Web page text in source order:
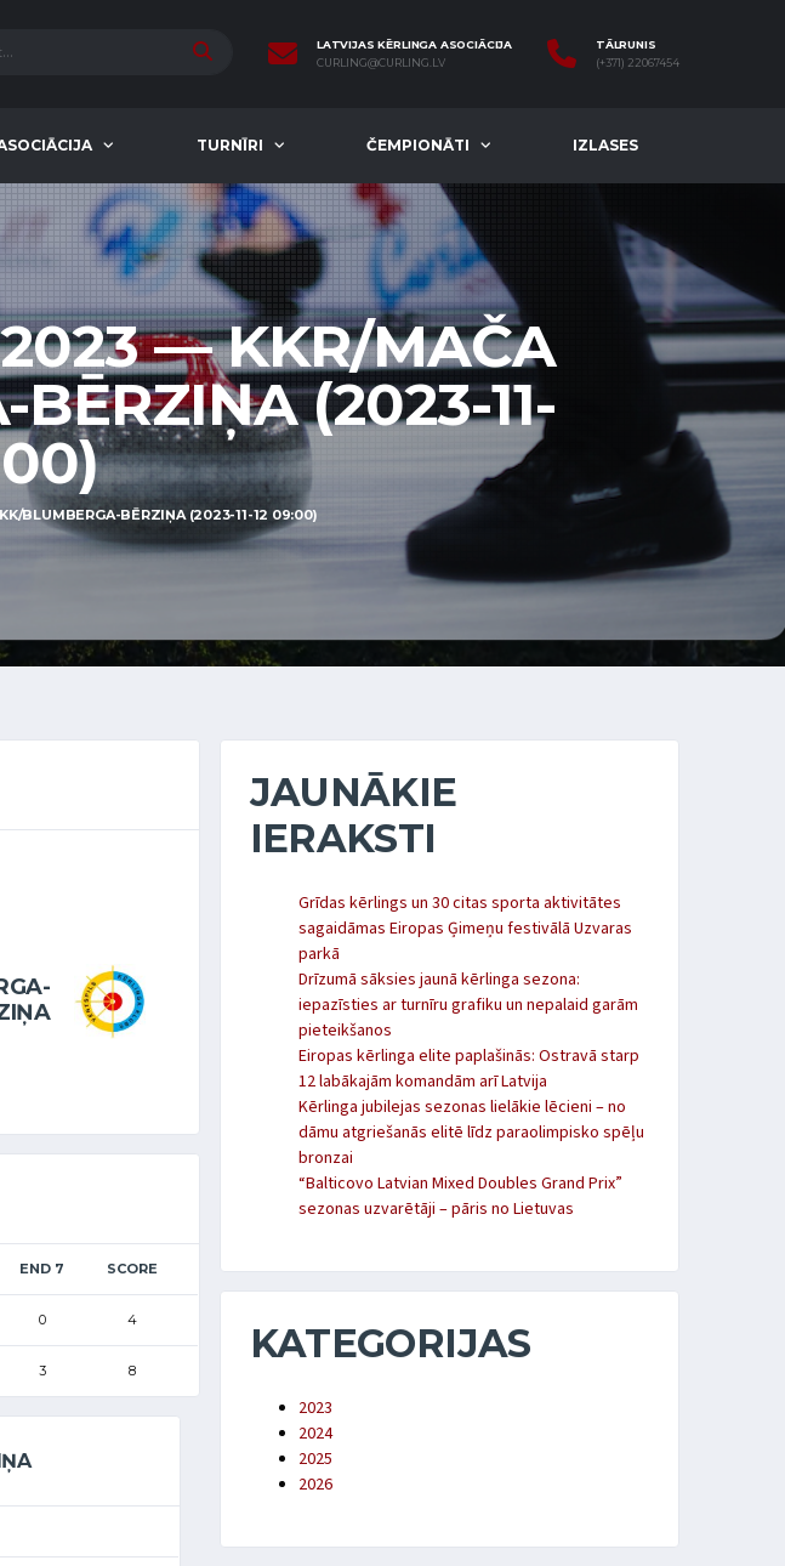
LATVIJAS KĒRLINGA ASOCIĀCIJA
CURLING@CURLING.LV
TĀLRUNIS
(+371) 22067454
TURNĪRI ČEMPIONĀTI IZLASES
— KKR/MAČA
(2023-11-
BLUMBERGA-BĒRZIŅA (2023-11-12 09:00)
END 7 SCORE
0 4
3 8
JAUNĀKIE
IERAKSTI
Grīdas kērlings un 30 citas sporta aktivitātes
sagaidāmas Eiropas Ģimeņu festivālā Uzvaras
parkā
Drīzumā sāksies jaunā kērlinga sezona:
iepazīsties ar turnīru grafiku un nepalaid garām
pieteikšanos
Eiropas kērlinga elite paplašinās: Ostravā starp
12 labākajām komandām arī Latvija
Kērlinga jubilejas sezonas lielākie lēcieni – no
dāmu atgriešanās elitē līdz paraolimpisko spēļu
bronzai
“Balticovo Latvian Mixed Doubles Grand Prix”
sezonas uzvarētāji – pāris no Lietuvas
KATEGORIJAS
2023
2024
2025
2026